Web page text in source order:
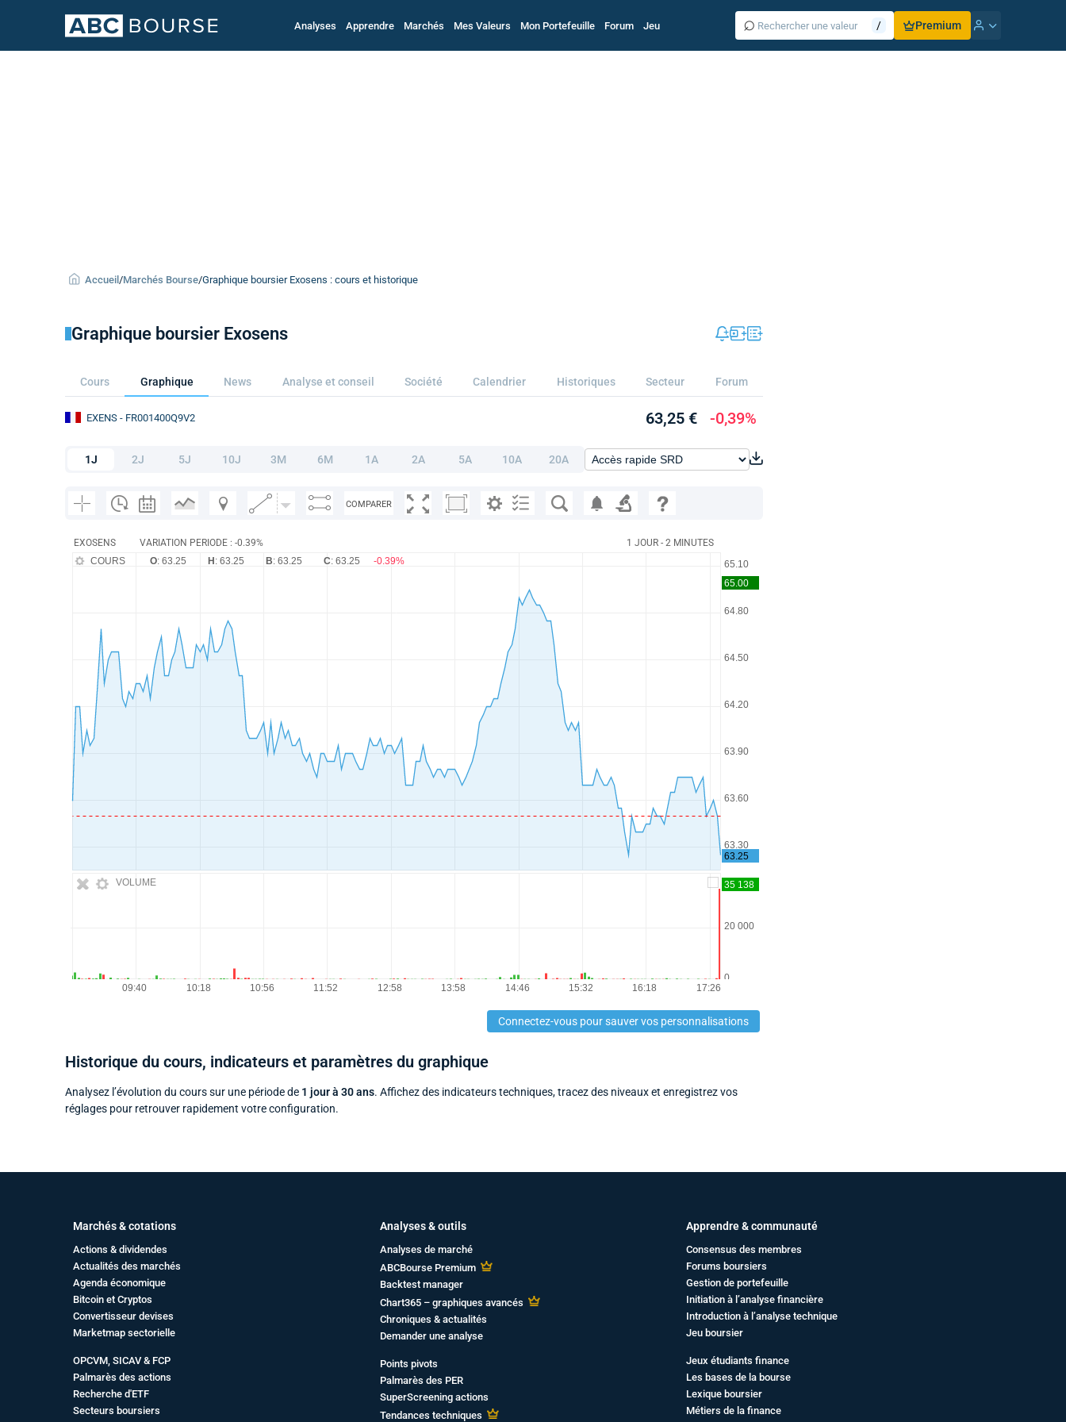
Analyses Apprendre Marchés Mes Valeurs Mon Portefeuille Forum Jeu ⌕ / Premium
Accueil /Marchés Bourse/Graphique boursier Exosens : cours et historique
Graphique boursier Exosens
Cours Graphique News Analyse et conseil Société Calendrier Historiques Secteur Forum
EXENS - FR001400Q9V2 63,25 € -0,39%
1J 2J 5J 10J 3M 6M 1A 2A 5A 10A 20A
COMPARER
EXOSENS VARIATION PERIODE : -0.39% 1 JOUR - 2 MINUTES
VOLUME
COURS O: 63.25 H : 63.25 B: 63.25 C: 63.25 -0.39%
Connectez-vous pour sauver vos personnalisations
Historique du cours, indicateurs et paramètres du graphique
Analysez l’évolution du cours sur une période de 1 jour à 30 ans. Affichez des indicateurs techniques, tracez des niveaux et enregistrez vos
réglages pour retrouver rapidement votre configuration.
Marchés & cotations
Actions & dividendes
Actualités des marchés
Agenda économique
Bitcoin et Cryptos
Convertisseur devises
Marketmap sectorielle
OPCVM, SICAV & FCP
Palmarès des actions
Recherche d'ETF
Secteurs boursiers
Analyses & outils
Analyses de marché
ABCBourse Premium
Backtest manager
Chart365 – graphiques avancés
Chroniques & actualités
Demander une analyse
Points pivots
Palmarès des PER
SuperScreening actions
Tendances techniques
Apprendre & communauté
Consensus des membres
Forums boursiers
Gestion de portefeuille
Initiation à l’analyse financière
Introduction à l’analyse technique
Jeu boursier
Jeux étudiants finance
Les bases de la bourse
Lexique boursier
Métiers de la finance